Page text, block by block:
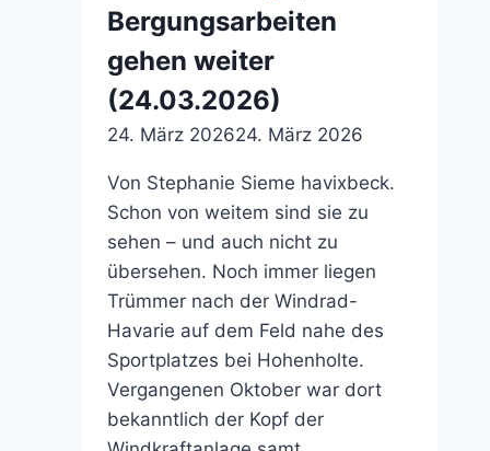
Bergungsarbeiten
gehen weiter
(24.03.2026)
24. März 202624. März 2026
Von Stephanie Sieme havixbeck.
Schon von weitem sind sie zu
sehen – und auch nicht zu
übersehen. Noch immer liegen
Trümmer nach der Windrad-
Havarie auf dem Feld nahe des
Sportplatzes bei Hohenholte.
Vergangenen Oktober war dort
bekanntlich der Kopf der